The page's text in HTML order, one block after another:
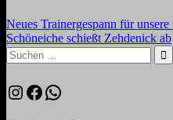
Beitragsnavigation
Vorheriger
Beitrag:
Neues Trainergespann für unsere
Nächster
Beitrag:
Schöneiche schießt Zehdenick ab
Suchen
nach:
Instagram
Facebook
WhatsApp